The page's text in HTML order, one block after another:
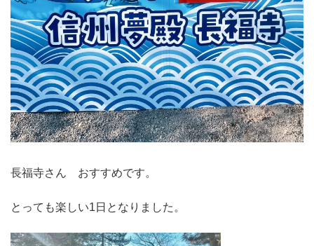
長福寺さん おすすめです。
とっても楽しい1日となりました。